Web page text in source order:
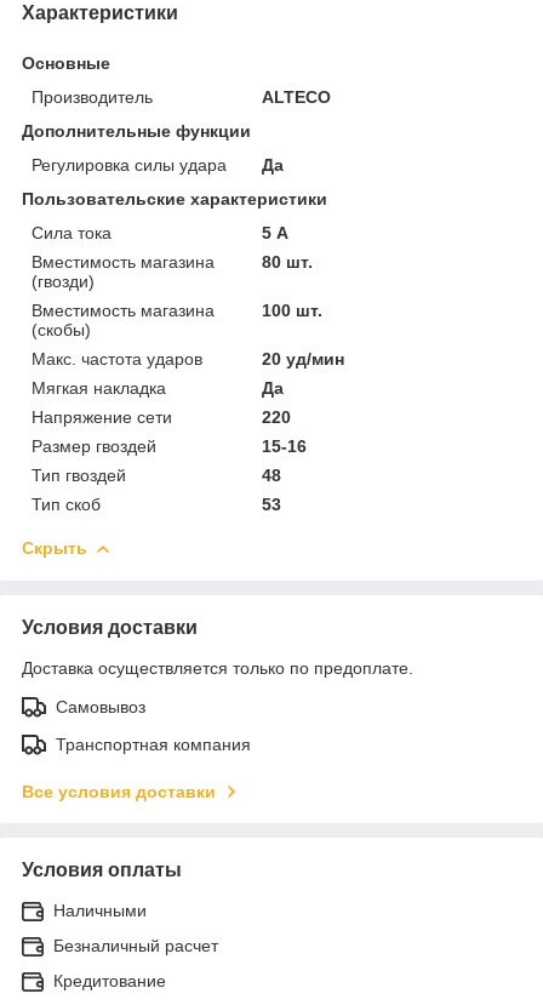
Характеристики
Основные
Производитель
ALTECO
Дополнительные функции
Регулировка силы удара
Да
Пользовательские характеристики
Cила тока
5 А
Вместимость магазина
(гвозди)
80 шт.
Вместимость магазина
(скобы)
100 шт.
Макс. частота ударов
20 уд/мин
Мягкая накладка
Да
Напряжение сети
220
Размер гвоздей
15-16
Тип гвоздей
48
Тип скоб
53
Скрыть
Условия доставки
Доставка осуществляется только по предоплате.
Самовывоз
Транспортная компания
Все условия доставки
Условия оплаты
Наличными
Безналичный расчет
Кредитование